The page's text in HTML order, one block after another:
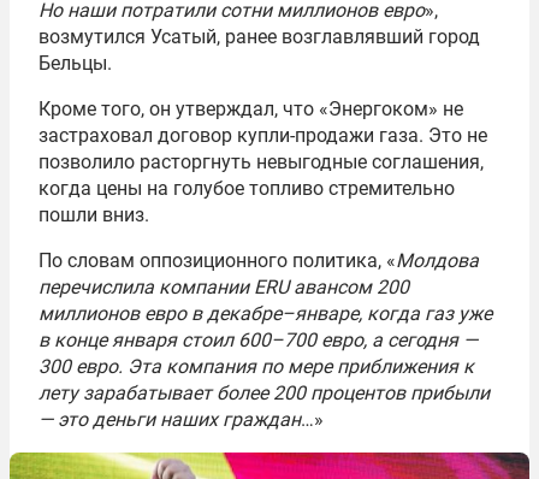
Но наши потратили сотни миллионов евро»,
возмутился Усатый, ранее возглавлявший город
Бельцы.
Кроме того, он утверждал, что «Энергоком» не
застраховал договор купли-продажи газа. Это не
позволило расторгнуть невыгодные соглашения,
когда цены на голубое топливо стремительно
пошли вниз.
По словам оппозиционного политика, «Молдова
перечислила компании ERU авансом 200
миллионов евро в декабре–январе, когда газ уже
в конце января стоил 600–700 евро, а сегодня —
300 евро. Эта компания по мере приближения к
лету зарабатывает более 200 процентов прибыли
— это деньги наших граждан…»